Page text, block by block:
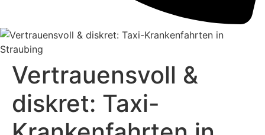
Vertrauensvoll &
diskret: Taxi-